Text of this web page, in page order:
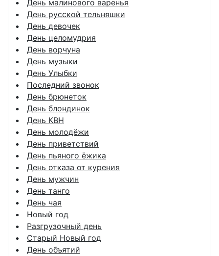
День малинового варенья
День русской тельняшки
День девочек
День целомудрия
День ворчуна
День музыки
День Улыбки
Последний звонок
День брюнеток
День блондинок
День КВН
День молодёжи
День приветствий
День пьяного ёжика
День отказа от курения
День мужчин
День танго
День чая
Новый год
Разгрузочный день
Старый Новый год
День объятий